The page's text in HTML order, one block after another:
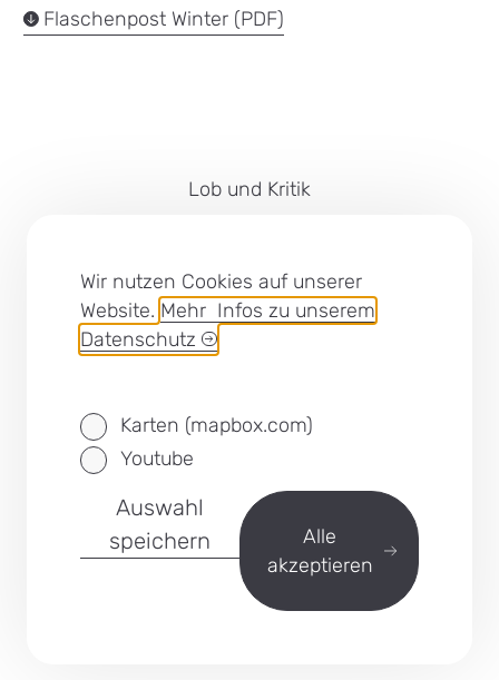
Wir nutzen Cookies auf unserer
Website. Mehr Infos zu unserem
Datenschutz
Karten (mapbox.com)
Youtube
Auswahl
speichern
Alle
akzeptieren
Flaschenpost Winter (PDF)
zurück
Lob und Kritik
Barrierefreiheit
Cookies
SEB Leipzig bei Facebook